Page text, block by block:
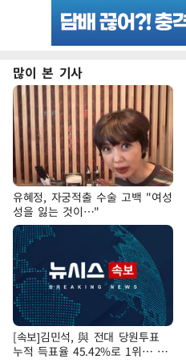
많이 본 기사
유혜정, 자궁적출 수술 고백 "여성
성을 잃는 것이…"
[속보]김민석, 與 전대 당원투표
누적 득표율 45.42%로 1위… 정